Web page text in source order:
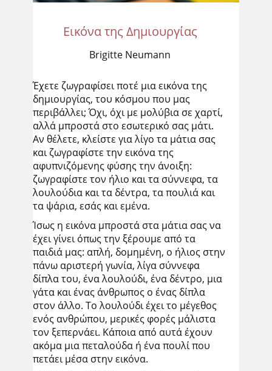
Εικόνα της Δημιουργίας
Brigitte Neumann
Έχετε ζωγραφίσει ποτέ μια εικόνα της
δημιουργίας, του κόσμου που μας
περιβάλλει; Όχι, όχι με μολύβια σε χαρτί,
αλλά μπροστά στο εσωτερικό σας μάτι.
Αν θέλετε, κλείστε για λίγο τα μάτια σας
και ζωγραφίστε την εικόνα της
αφυπνιζόμενης φύσης την άνοιξη:
ζωγραφίστε τον ήλιο και τα σύννεφα, τα
λουλούδια και τα δέντρα, τα πουλιά και
τα ψάρια, εσάς και εμένα.
Ίσως η εικόνα μπροστά στα μάτια σας να
έχει γίνει όπως την ξέρουμε από τα
παιδιά μας: απλή, δομημένη, ο ήλιος στην
πάνω αριστερή γωνία, λίγα σύννεφα
δίπλα του, ένα λουλούδι, ένα δέντρο, μια
γάτα και ένας άνθρωπος ο ένας δίπλα
στον άλλο. Το λουλούδι έχει το μέγεθος
ενός ανθρώπου, μερικές φορές μάλιστα
τον ξεπερνάει. Κάποια από αυτά έχουν
ακόμα μια πεταλούδα ή ένα πουλί που
πετάει μέσα στην εικόνα.